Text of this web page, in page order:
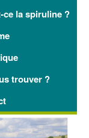
ce la spiruline ?
trouver ?